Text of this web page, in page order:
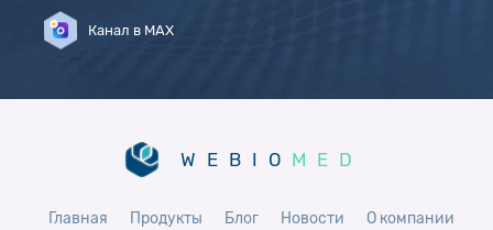
Канал в MAX
WEBIO MED
Главная Продукты Блог Новости О компании